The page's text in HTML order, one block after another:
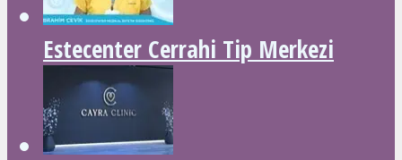
Estecenter Cerrahi Tip Merkezi